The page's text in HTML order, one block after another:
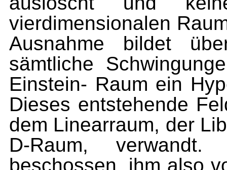
vierdimensionalen
Ausnahme bildet
sämtliche
Einstein- Raum ein
Dieses entstehende
dem Linearraum, der
D-Raum,
beschossen, ihm also